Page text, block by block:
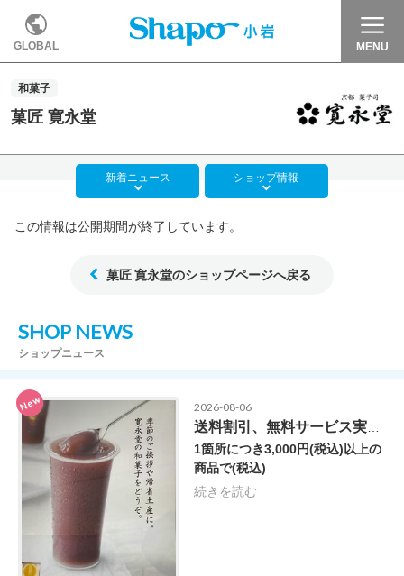
GLOBAL MENU
和菓子
菓匠 寛永堂
新着ニュース ショップ情報
この情報は公開期間が終了しています。
菓匠 寛永堂のショップページへ戻る
SHOP NEWS
ショップニュース
New 2026-08-06
1箇所につき3,000円(税込)以上の
商品で(税込)
続きを読む